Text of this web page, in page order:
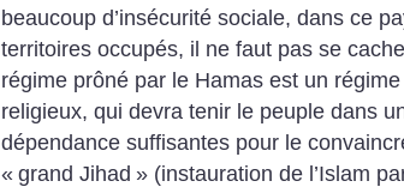
beaucoup d’insécurité sociale, dans ce
territoires occupés, il ne faut pas se
régime prôné par le Hamas est un
religieux, qui devra tenir le peuple dans
dépendance suffisantes pour le
« grand Jihad » (instauration de l’Islam